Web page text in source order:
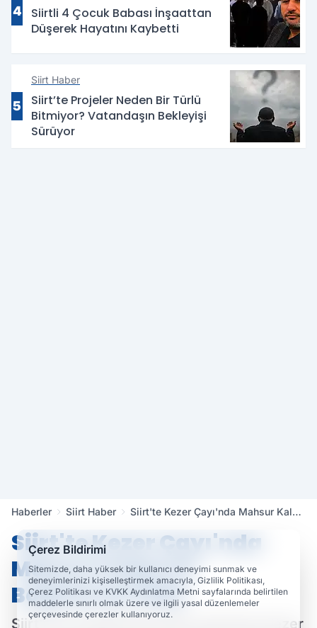
4
Siirtli 4 Çocuk Babası İnşaattan
Düşerek Hayatını Kaybetti
5
Siirt Haber
Siirt’te Projeler Neden Bir Türlü
Bitmiyor? Vatandaşın Bekleyişi
Sürüyor
Haberler Siirt Haber
Siirt'te Kezer Çayı'nda Mahsur Kalan
Siirt'te Kezer Çayı'nda
Mahsur Kalan At
Boğularak Öldü
Siirt'te son günlerde debisi yükselen Kezer
Çerez Bildirimi
Sitemizde, daha yüksek bir kullanıcı deneyimi sunmak ve
deneyimlerinizi kişiselleştirmek amacıyla, Gizlilik Politikası,
Çerez Politikası ve KVKK Aydınlatma Metni sayfalarında belirtilen
maddelerle sınırlı olmak üzere ve ilgili yasal düzenlemeler
çerçevesinde çerezler kullanıyoruz.